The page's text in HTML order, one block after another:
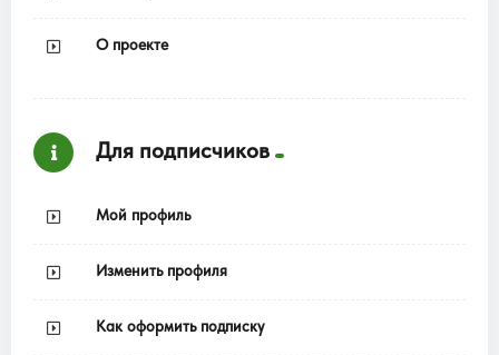
О проекте
Для подписчиков
Мой профиль
Изменить профиля
Как оформить подписку